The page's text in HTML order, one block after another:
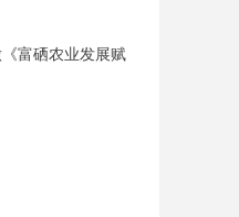
富硒农业发展赋